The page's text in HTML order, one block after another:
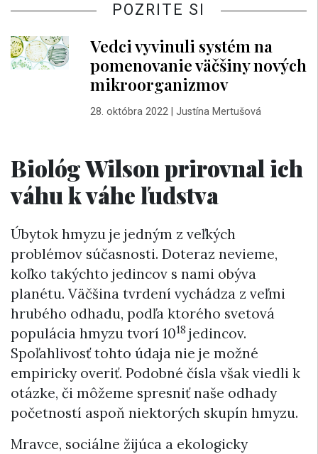
POZRITE SI
Vedci vyvinuli systém na
pomenovanie väčšiny nových
mikroorganizmov
28. októbra 2022| Justína Mertušová
Biológ Wilson prirovnal ich
váhu k váhe ľudstva
Úbytok hmyzu je jedným z veľkých
problémov súčasnosti. Doteraz nevieme,
koľko takýchto jedincov s nami obýva
planétu. Väčšina tvrdení vychádza z veľmi
hrubého odhadu, podľa ktorého svetová
populácia hmyzu tvorí 1018 jedincov.
Spoľahlivosť tohto údaja nie je možné
empiricky overiť. Podobné čísla však viedli k
otázke, či môžeme spresniť naše odhady
početností aspoň niektorých skupín hmyzu.
Mravce, sociálne žijúca a ekologicky